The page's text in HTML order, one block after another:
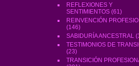
REFLEXIONES Y
SENTIMIENTOS (61)
REINVENCIÓN
(146)
SABIDURÍA ANCESTRAL
TESTIMONIOS DE
(23)
TRANSICIÓN